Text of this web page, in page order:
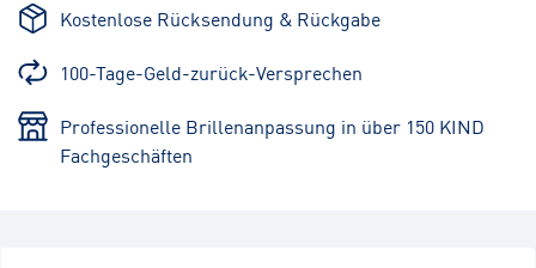
Kostenlose Rücksendung & Rückgabe
100-Tage-Geld-zurück-Versprechen
Professionelle Brillenanpassung in über 150 KIND
Fachgeschäften